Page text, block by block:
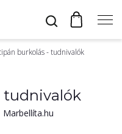
burkolás - tudnivalók
tudnivalók
Marbellíta.hu